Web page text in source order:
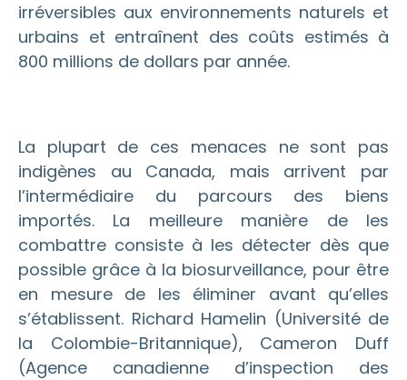
irréversibles aux environnements naturels et
urbains et entraînent des coûts estimés à
800 millions de dollars par année.
La plupart de ces menaces ne sont pas
indigènes au Canada, mais arrivent par
l’intermédiaire du parcours des biens
importés. La meilleure manière de les
combattre consiste à les détecter dès que
possible grâce à la biosurveillance, pour être
en mesure de les éliminer avant qu’elles
s’établissent. Richard Hamelin (Université de
la Colombie-Britannique), Cameron Duff
(Agence canadienne d’inspection des